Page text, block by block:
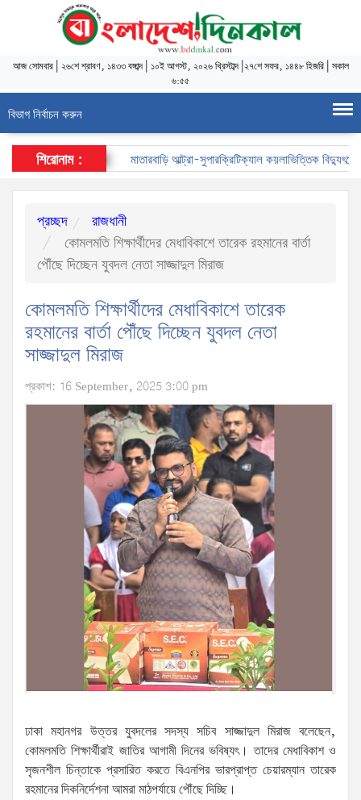
আজসোমবার| ২৬শে শ্রাবণ, ১৪৩৩ বঙ্গাব্দ| ১০ই আগস্ট, ২০২৬ খ্রিস্টাব্দ| ২৭শে সফর, ১৪৪৮ হিজরি| সকাল
৬:৫৫
বিভাগ নির্বাচন করুন
শিরোনাম : মাতারবাড়ি আল্ট্রা-সুপারক্রিটিক্যাল কয়লাভিত্তিক
প্রচ্ছদ
রাজধানী
কোমলমতি শিক্ষার্থীদের মেধাবিকাশে তারেক রহমানের বার্তা
পৌঁছে দিচ্ছেন যুবদল নেতা সাজ্জাদুল মিরাজ
কোমলমতি শিক্ষার্থীদের মেধাবিকাশে তারেক
রহমানের বার্তা পৌঁছে দিচ্ছেন যুবদল নেতা
সাজ্জাদুল মিরাজ
প্রকাশ: 16 September, 2025 3:00 pm
ঢাকা মহানগর উত্তর যুবদলের সদস্য সচিব সাজ্জাদুল মিরাজ বলেছেন,
কোমলমতি শিক্ষার্থীরাই জাতির আগামী দিনের ভবিষ্যৎ। তাদের মেধাবিকাশ ও
সৃজনশীল চিন্তাকে প্রসারিত করতে বিএনপির ভারপ্রাপ্ত চেয়ারম্যান তারেক
রহমানের দিকনির্দেশনা আমরা মাঠপর্যায়ে পৌঁছে দিচ্ছি।